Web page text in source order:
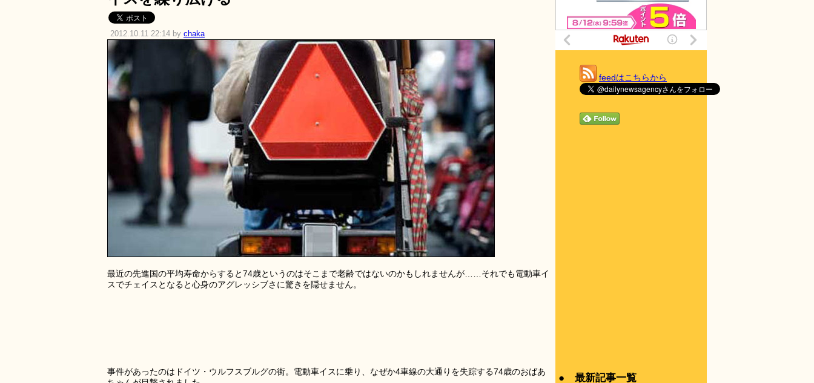
2012.10.11 22:14 by chaka
最近の先進国の平均寿命からすると74歳というのはそこまで老齢ではないのかもしれませんが……それでも電動車イ
スでチェイスとなると心身のアグレッシブさに驚きを隠せません。
事件があったのはドイツ・ウルフスブルグの街。電動車イスに乗り、なぜか4車線の大通りを失踪する74歳のおばあ
feedはこちらから
● 最新記事一覧